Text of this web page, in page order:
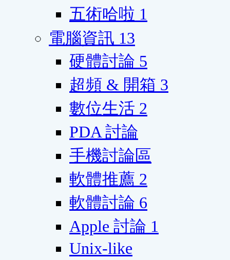
五術哈啦 1
電腦資訊 13
硬體討論 5
超頻 & 開箱 3
數位生活 2
PDA 討論
手機討論區
軟體推薦 2
軟體討論 6
Apple 討論 1
Unix-like